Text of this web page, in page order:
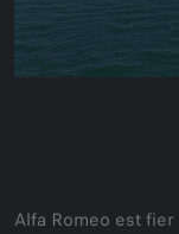
Alfa Romeo est